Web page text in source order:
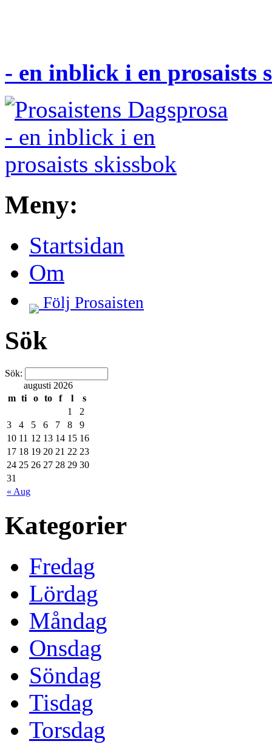
- en inblick i en prosaists
Meny:
Startsidan
Om
Följ Prosaisten
Sök
Sök:
augusti 2026
m ti o to f l s
« Aug
1
2
3
4 5 6 7 8
9
10 11 12 13 14 15 16
17 18 19 20 21 22 23
24 25 26 27 28 29 30
31
Kategorier
Fredag
Lördag
Måndag
Onsdag
Söndag
Tisdag
Torsdag